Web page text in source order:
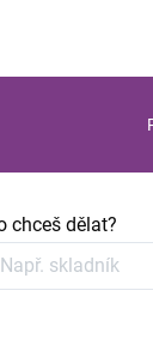
chceš dělat?